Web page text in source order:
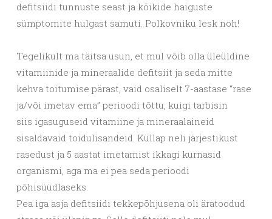
defitsiidi tunnuste seast ja kõikide haiguste
sümptomite hulgast samuti. Polkovniku lesk noh!
Tegelikult ma täitsa usun, et mul võib olla üleüldine
vitamiinide ja mineraalide defitsiit ja seda mitte
kehva toitumise pärast, vaid osaliselt 7-aastase “rase
ja/või imetav ema” perioodi tõttu, kuigi tarbisin
siis igasuguseid vitamiine ja mineraalaineid
sisaldavaid toidulisandeid. Küllap neli järjestikust
rasedust ja 5 aastat imetamist ikkagi kurnasid
organismi, aga ma ei pea seda perioodi
põhisüüdlaseks.
Pea iga asja defitsiidi tekkepõhjusena oli äratoodud